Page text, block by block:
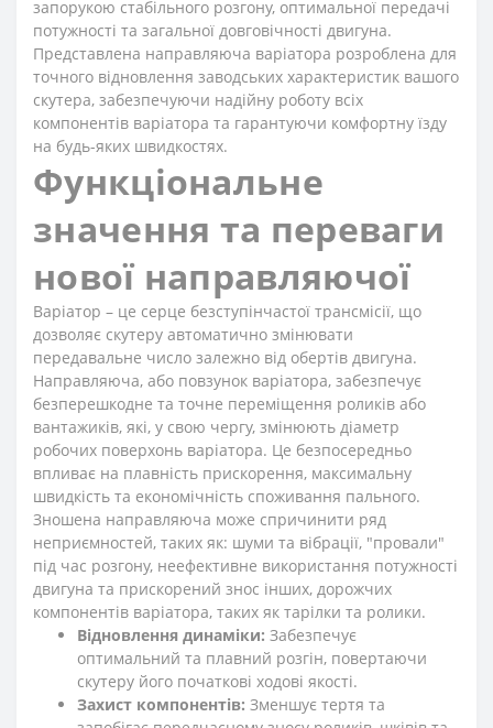
запорукою стабільного розгону, оптимальної передачі
потужності та загальної довговічності двигуна.
Представлена направляюча варіатора розроблена для
точного відновлення заводських характеристик вашого
скутера, забезпечуючи надійну роботу всіх
компонентів варіатора та гарантуючи комфортну їзду
на будь-яких швидкостях.
Функціональне
значення та переваги
нової направляючої
Варіатор – це серце безступінчастої трансмісії, що
дозволяє скутеру автоматично змінювати
передавальне число залежно від обертів двигуна.
Направляюча, або повзунок варіатора, забезпечує
безперешкодне та точне переміщення роликів або
вантажиків, які, у свою чергу, змінюють діаметр
робочих поверхонь варіатора. Це безпосередньо
впливає на плавність прискорення, максимальну
швидкість та економічність споживання пального.
Зношена направляюча може спричинити ряд
неприємностей, таких як: шуми та вібрації, "провали"
під час розгону, неефективне використання потужності
двигуна та прискорений знос інших, дорожчих
компонентів варіатора, таких як тарілки та ролики.
Відновлення динаміки: Забезпечує
оптимальний та плавний розгін, повертаючи
скутеру його початкові ходові якості.
Захист компонентів: Зменшує тертя та